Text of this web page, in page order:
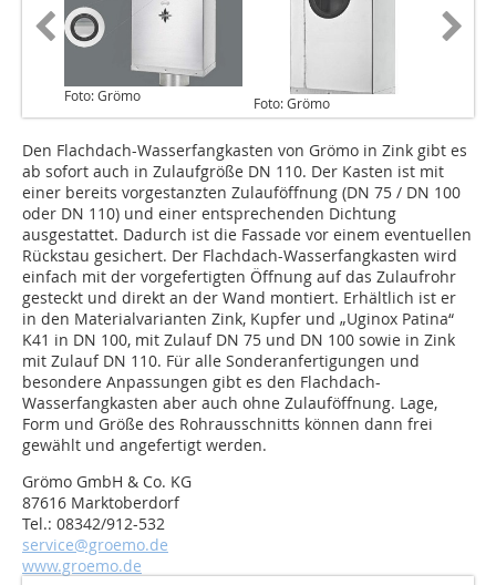
Foto: Grömo Foto: Grömo
Den Flachdach-Wasserfangkasten von Grömo in Zink gibt es
ab sofort auch in Zulaufgröße DN 110. Der Kasten ist mit
einer bereits vorgestanzten Zulauföffnung (DN 75 / DN 100
oder DN 110) und einer entsprechenden Dichtung
ausgestattet. Dadurch ist die Fassade vor einem eventuellen
Rückstau gesichert. Der Flachdach-Wasserfangkasten wird
einfach mit der vorgefertigten Öffnung auf das Zulaufrohr
gesteckt und direkt an der Wand montiert. Erhältlich ist er
in den Materialvarianten Zink, Kupfer und „Uginox Patina“
K41 in DN 100, mit Zulauf DN 75 und DN 100 sowie in Zink
mit Zulauf DN 110. Für alle Sonderanfertigungen und
besondere Anpassungen gibt es den Flachdach-
Wasserfangkasten aber auch ohne Zulauföffnung. Lage,
Form und Größe des Rohrausschnitts können dann frei
gewählt und angefertigt werden.
Grömo GmbH & Co. KG
87616 Marktoberdorf
Tel.: 08342/912-532
service@groemo.de
www.groemo.de